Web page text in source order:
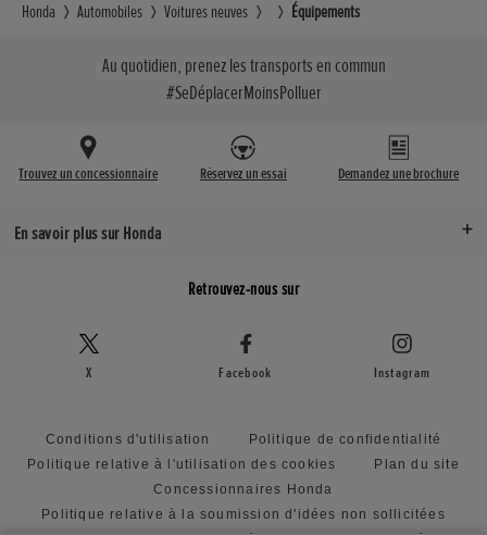
Honda Automobiles Voitures neuves Équipements
Au quotidien, prenez les transports en commun
#SeDéplacerMoinsPolluer
Trouvez un concessionnaire Réservez un essai Demandez une brochure
En savoir plus sur Honda
Retrouvez-nous sur
X Facebook Instagram
Conditions d'utilisation
Politique de confidentialité
Politique relative à l'utilisation des cookies
Plan du site
Concessionnaires Honda
Politique relative à la soumission d'idées non sollicitées